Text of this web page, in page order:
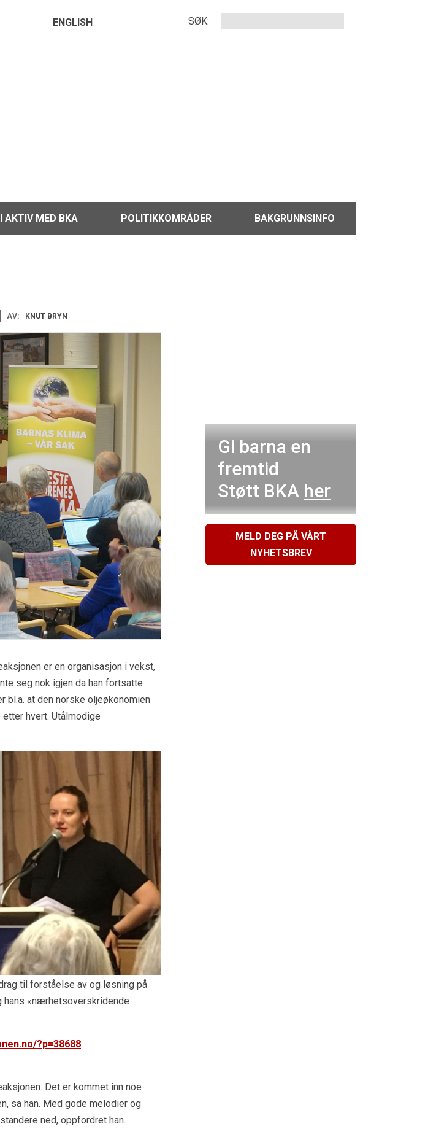
ENGLISH SØK:
AKTIV MED BKA POLITIKKOMRÅDER BAKGRUNNSINFO
AV: KNUT BRYN
er en organisasjon i vekst,
seg nok igjen da han fortsatte
bl.a. at den norske oljeøkonomien
hvert. Utålmodige
til forståelse av og løsning på
hans «nærhetsoverskridende
?p=38688
Det er kommet inn noe
sa han. Med gode melodier og
ned, oppfordret han.
Gi barna en
fremtid
Støtt BKA her
MELD DEG PÅ VÅRT
NYHETSBREV